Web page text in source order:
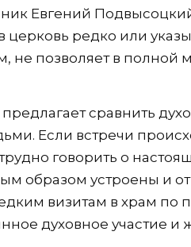
Евгений
церковь редко или
не позволяет в полной
сравнить
Если встречи
говорить о
образом устроены и
визитам в храм по
духовное участие